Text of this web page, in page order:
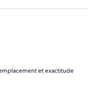
et exactitude